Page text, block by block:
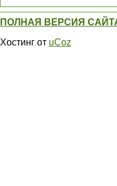
ПОЛНАЯ ВЕРСИЯ
Хостинг от uCoz